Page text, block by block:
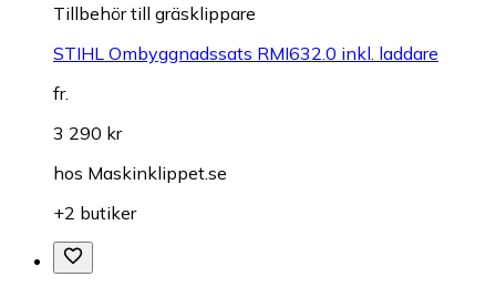
Tillbehör till gräsklippare
STIHL Ombyggnadssats RMI632.0 inkl. laddare
fr.
3 290 kr
hos Maskinklippet.se
+2 butiker